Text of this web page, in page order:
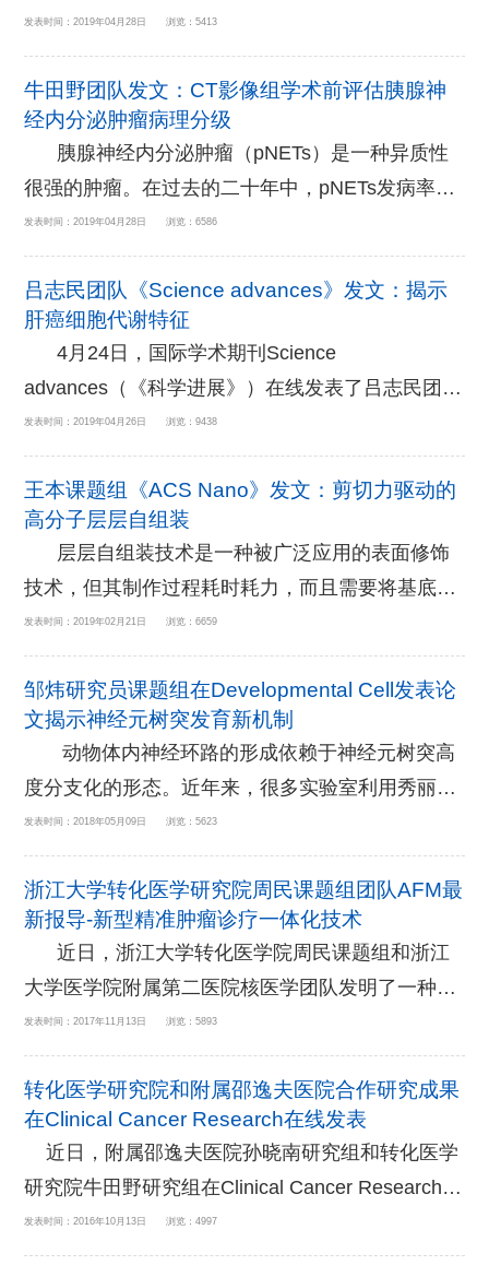
缓解肝癌的病情是困难的。临床上，手术切除和移
植是肝癌患者优选的治疗方法，但健康肝脏供体非
常有限。经导管动脉内介入注射作为一种高效的局
部输送方法，在临床上被广泛用于肝癌的治疗。
近日,浙江大学转化医学院周民课题组和解放军总医
院合作发明了一种新型多功能协同纳米抗癌化疗栓
塞新技术，实现MRI影像引导下的精准高效抗肿瘤
发表时间：2019年04月28日 浏览：5413
牛田野团队发文：CT影像组学术前评估胰腺神
经内分泌肿瘤病理分级
胰腺神经内分泌肿瘤（pNETs）是一种异质性
很强的肿瘤。在过去的二十年中，pNETs发病率和
检出率呈现出显著上升的趋势，特别是由于增强扫
描对于小型非功能性pNETs的诊断能力的提升。尽
管在诊断和治疗方面的经验越来越多，具有高组织
学分级的肿瘤往往伴随肿块效应或肿瘤转移等症
状，因此这部分患者的预后会更差。基于肿瘤增殖
特性，功能特性和生物特性所确定的肿瘤病理分
级，医生可以对病人制定不同的，个体化的治疗策
获取病人的肿瘤组织才能进...
发表时间：2019年04月28日 浏览：6586
吕志民团队《Science advances》发文：揭示
肝癌细胞代谢特征
4月24日，国际学术期刊Science
advances（《科学进展》）在线发表了吕志民团队
的最新研究成果&ldquo;The protein kinase activity
of fructokinase A specifies the antioxidant
responses of tumor cells by phosphorylating
p62&rdquo;。该研究发现，果糖激酶（KHK）基因
异常的选择性剪接，会导致正常肝细胞...
发表时间：2019年04月26日 浏览：9438
王本课题组《ACS Nano》发文：剪切力驱动的
高分子层层自组装
层层自组装技术是一种被广泛应用的表面修饰
技术，但其制作过程耗时耗力，而且需要将基底长
时间浸泡在水中，限制了这种技术在生物医学领域
的转化应用。近日，浙江大学转化医学研究院王本
课题组受人体血管性血友病因子介导的凝血现象启
发，开发了一种基于流体驱动的原位高分子层层自
组装技术并发表在国际纳米医学顶级期刊《ACS
Nano》上。该技术不仅大幅提高了组装速度，优化
了组装薄膜的表面形貌，而且首次实现了在活体动
糖尿病所致慢性难愈合创面的...
发表时间：2019年02月21日 浏览：6659
邹炜研究员课题组在Developmental Cell发表论
文揭示神经元树突发育新机制
动物体内神经环路的形成依赖于神经元树突高
度分支化的形态。近年来，很多实验室利用秀丽线
虫、果蝇、斑马鱼和小鼠等模式动物发现神经元树
突分支的形成取决于多种分子机制。这些机制包括
神经元胞内的转录因子调控、膜泡运输和细胞骨架
的形变，以及神经元胞外的分泌蛋白和跨膜粘附蛋
白组成的配体-受体的相互作用。然而，在促进树突
分支的形成过程中，胞外的配体-受体的相互作用如
何精确引导胞内进行所需的膜泡运输和细胞骨架形
发表时间：2018年05月09日 浏览：5623
浙江大学转化医学研究院周民课题组团队AFM最
新报导-新型精准肿瘤诊疗一体化技术
近日，浙江大学转化医学院周民课题组和浙江
大学医学院附属第二医院核医学团队发明了一种新
型&ldquo;协同抗癌纳米材料&rdquo;诊疗一体化药
物递送系统，实现多模态影像引导下的精准高效抗
肿瘤药物递送，研究成果发表在生物材料领域的顶
级期刊Advanced Functional Materials（if=12.12）
上，并被编辑部选为Back Cover封面文章。 纳
米药物将具有成像或者治疗效果的药物分子递送到
肿瘤...
发表时间：2017年11月13日 浏览：5893
转化医学研究院和附属邵逸夫医院合作研究成果
在Clinical Cancer Research在线发表
近日，附属邵逸夫医院孙晓南研究组和转化医学
研究院牛田野研究组在Clinical Cancer Research
(IF 8.7) 发表题为&ldquo;Rectal Cancer:
Assessment of Neoadjuvant Chemoradiation
发表时间：2016年10月13日 浏览：4997